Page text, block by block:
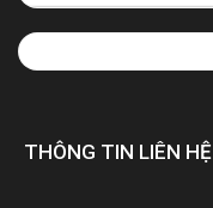
THÔNG TIN LIÊN HỆ